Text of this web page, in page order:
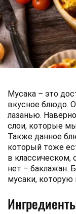
Мусака – это
вкусное блюдо.
лазанью.
слои, которые
Также данное
который тоже
в классическом,
нет – баклажан.
мусаки, которую